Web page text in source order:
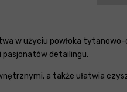
w użyciu powłoka
pasjonatów detailingu.
a także ułatwia